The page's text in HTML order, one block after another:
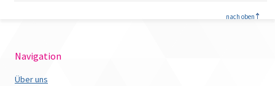
nach oben
Navigation
Über uns